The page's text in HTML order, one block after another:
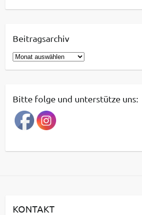
Beitragsarchiv
B
e
r
a
g
a
v
Bitte folge und unterstütze uns:
KONTAKT